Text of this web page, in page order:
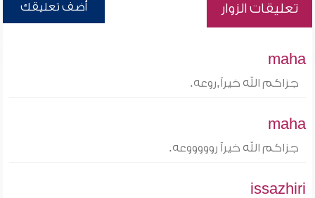
تعليقات الزوار أضف تعليقك
maha
جزاكم الله خيرآ,روعه.
maha
جزاكم الله خيرآ روووووعه.
issazhiri